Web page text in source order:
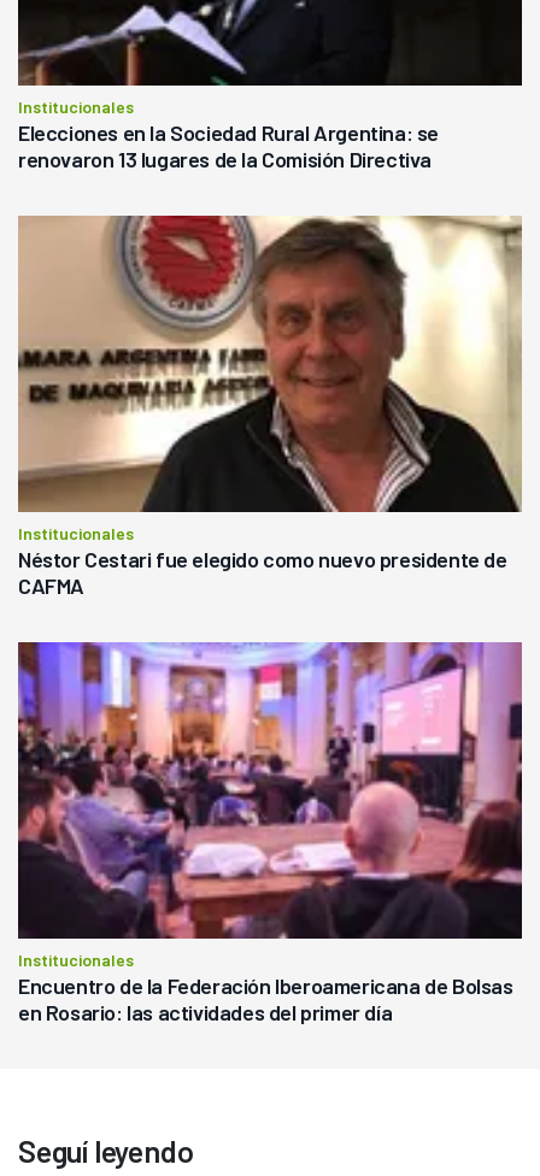
Institucionales
Elecciones en la Sociedad Rural Argentina: se
renovaron 13 lugares de la Comisión Directiva
Institucionales
Néstor Cestari fue elegido como nuevo presidente de
CAFMA
Institucionales
Encuentro de la Federación Iberoamericana de Bolsas
en Rosario: las actividades del primer día
Seguí leyendo